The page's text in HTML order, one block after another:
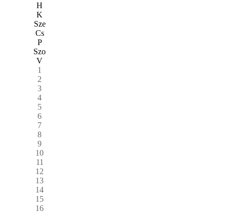
H
K
Sze
Cs
P
Szo
V
1
2
3
4
5
6
7
8
9
10
11
12
13
14
15
16